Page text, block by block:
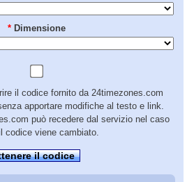
* Dimensione
il codice fornito da 24timezones.com
apportare modifiche al testo e link.
può recedere dal servizio nel caso
codice viene cambiato.
il codice